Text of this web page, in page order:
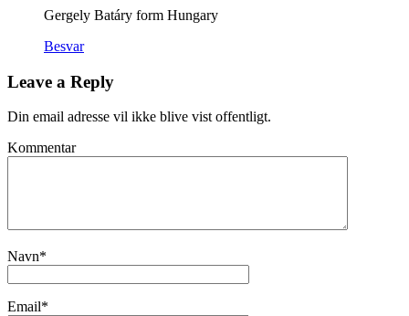
Gergely Batáry form Hungary
Besvar
Leave a Reply
Din email adresse vil ikke blive vist offentligt.
Kommentar
Navn*
Email*